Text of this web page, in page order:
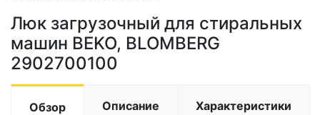
Люк загрузочный для стиральных
машин BEKO, BLOMBERG
2902700100
Обзор Описание Характеристики